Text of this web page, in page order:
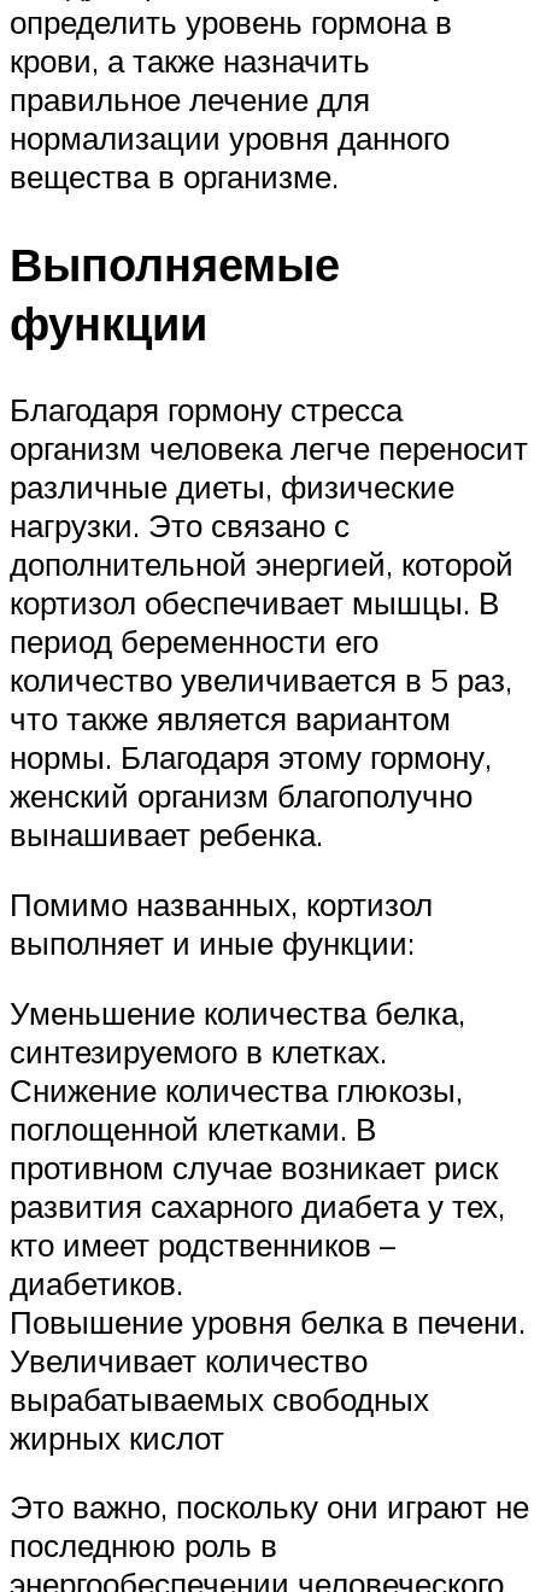
определить уровень гормона в
крови, а также назначить
правильное лечение для
нормализации уровня данного
вещества в организме.
Выполняемые
функции
Благодаря гормону стресса
организм человека легче переносит
различные диеты, физические
нагрузки. Это связано с
дополнительной энергией, которой
кортизол обеспечивает мышцы. В
период беременности его
количество увеличивается в 5 раз,
что также является вариантом
нормы. Благодаря этому гормону,
женский организм благополучно
вынашивает ребенка.
Помимо названных, кортизол
выполняет и иные функции:
Уменьшение количества белка,
синтезируемого в клетках.
Снижение количества глюкозы,
поглощенной клетками. В
противном случае возникает риск
развития сахарного диабета у тех,
кто имеет родственников –
диабетиков.
Повышение уровня белка в печени.
Увеличивает количество
вырабатываемых свободных
жирных кислот
Это важно, поскольку они играют не
последнюю роль в
энергообеспечении человеческого